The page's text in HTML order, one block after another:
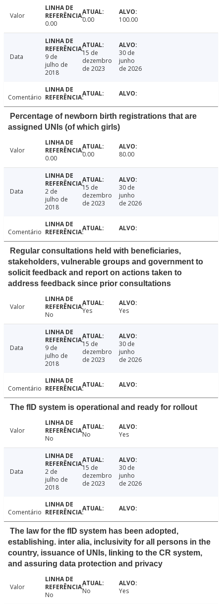
Valor
0.00
0.00 100.00
Data
9 de
julho de
2018
15 de
dezembro
de 2023
30 de
junho
de 2026
Comentário
Percentage of newborn birth registrations that are
assigned UNIs (of which girls)
Valor
0.00
0.00 80.00
Data
2 de
julho de
2018
15 de
dezembro
de 2023
30 de
junho
de 2026
Comentário
Regular consultations held with beneficiaries,
stakeholders, vulnerable groups and government to
solicit feedback and report on actions taken to
address feedback since prior consultations
Valor
No
Yes Yes
Data
9 de
julho de
2018
15 de
dezembro
de 2023
30 de
junho
de 2026
Comentário
The fID system is operational and ready for rollout
Valor
No
No Yes
Data
2 de
julho de
2018
15 de
dezembro
de 2023
30 de
junho
de 2026
Comentário
The law for the fID system has been adopted,
establishing. inter alia, inclusivity for all persons in the
country, issuance of UNIs, linking to the CR system,
and assuring data protection and privacy
Valor
No
No Yes